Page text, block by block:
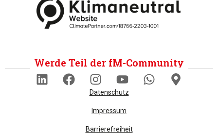
Werde Teil der fM-Community
Datenschutz
Impressum
Barrierefreiheit